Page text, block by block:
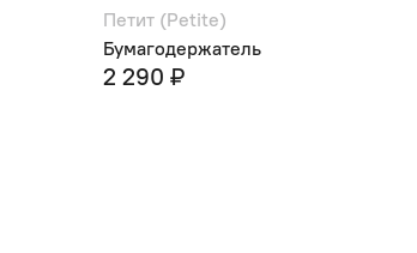
Петит (Petite)
Бумагодержатель
2 290 ₽